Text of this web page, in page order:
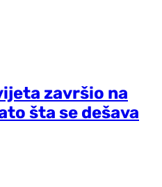
završio na
šta se dešava